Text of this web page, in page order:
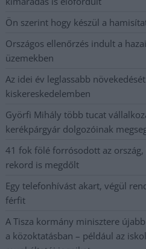
Ön szerint hogy készül a
Országos ellenőrzés indult a
üzemekben
Az idei év leglassabb
kiskereskedelemben
Györfi Mihály több tucat
kerékpárgyár dolgozóinak
41 fok fölé forrósodott az
rekord is megdőlt
Egy telefonhívást akart, végül
férfit
A Tisza kormány minisztere
a közoktatásban – például az